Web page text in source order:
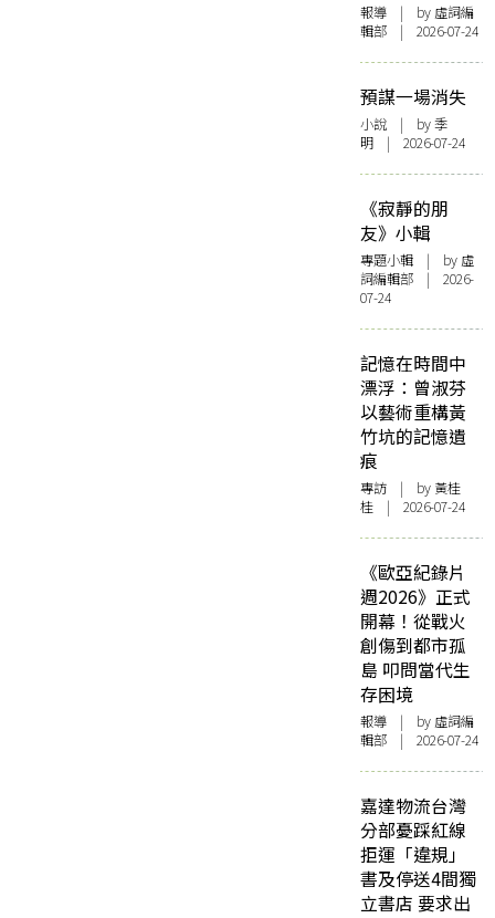
報導 | by 虛詞編
輯部 | 2026-07-24
預謀一場消失
小說 | by 季
明 | 2026-07-24
《寂靜的朋
友》小輯
專題小輯 | by 虛
詞編輯部 | 2026-
07-24
記憶在時間中
漂浮：曾淑芬
以藝術重構黃
竹坑的記憶遺
痕
專訪 | by 黃桂
桂 | 2026-07-24
《歐亞紀錄片
週2026》正式
開幕！從戰火
創傷到都市孤
島 叩問當代生
存困境
報導 | by 虛詞編
輯部 | 2026-07-24
嘉達物流台灣
分部憂踩紅線
拒運「違規」
書及停送4間獨
立書店 要求出